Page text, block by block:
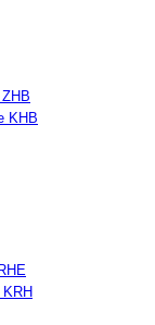
KHB